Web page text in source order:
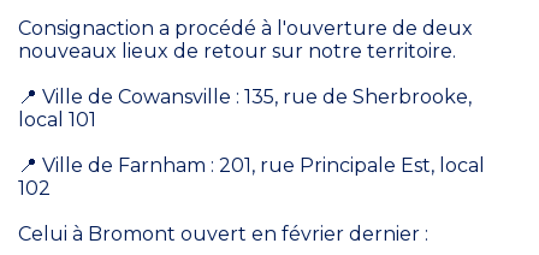
Consignaction a procédé à l'ouverture de deux
nouveaux lieux de retour sur notre territoire.
📍 Ville de Cowansville : 135, rue de Sherbrooke,
local 101
📍 Ville de Farnham : 201, rue Principale Est, local
102
Celui à Bromont ouvert en février dernier :